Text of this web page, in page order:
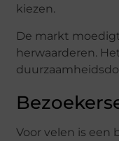
kiezen.
De markt
herwaarderen.
Voor velen is een